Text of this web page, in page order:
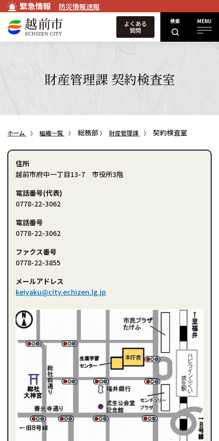
緊急情報 防災情報速報
検索 MENU
よくある
質問
財産管理課 契約検査室
ホーム 組織一覧 総務部 財産管理課 契約検査室
住所
越前市府中一丁目13-7 市役所3階
電話番号(代表)
0778-22-3062
電話番号
0778-22-3062
ファクス番号
0778-22-3855
メールアドレス
keiyaku@city.echizen.lg.jp